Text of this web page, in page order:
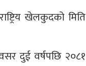
खेलकुदको मिति
दुई वर्षपछि २०८१